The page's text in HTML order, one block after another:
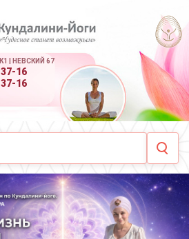
| НЕВСКИЙ 67
16
16